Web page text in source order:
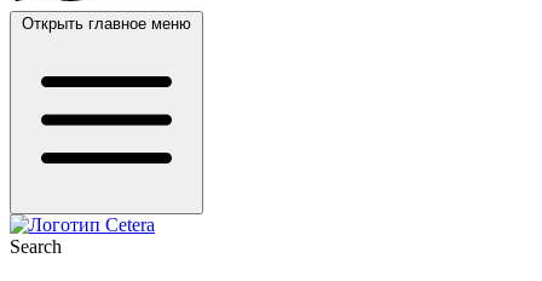
Открыть главное меню
Search